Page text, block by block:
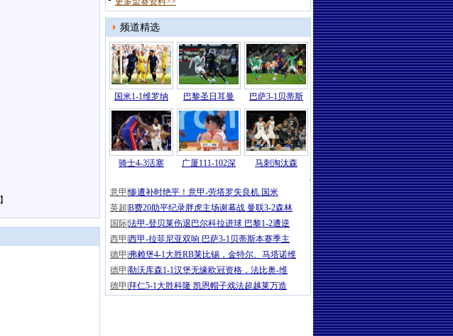
】
频道精选
国米1-1维罗纳 巴黎圣日耳曼 巴萨3-1贝蒂斯
骑士4-3活塞 广厦111-102深
马刺淘汰森
NBA |米切尔26分坎宁安13分 骑士4-3
意甲 惨遭补时绝平！意甲-劳塔罗失良机 国米
英超 B费20助平纪录胖虎主场谢幕战 曼联3-2森林
国际法甲-登贝莱伤退巴尔科拉进球 巴黎1-2遭逆
西甲 西甲-拉菲尼亚双响 巴萨3-1贝蒂斯本赛季主
德甲 弗赖堡4-1大胜RB莱比锡，金特尔、马塔诺维
德甲 勒沃库森1-1汉堡无缘欧冠资格，法比奥-维
德甲 拜仁5-1大胜科隆 凯恩帽子戏法超越莱万造